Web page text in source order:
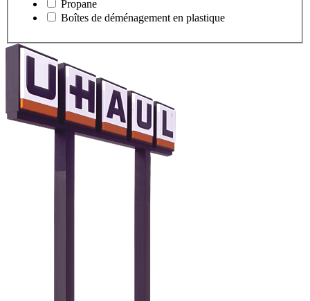
Propane
Boîtes de déménagement en plastique